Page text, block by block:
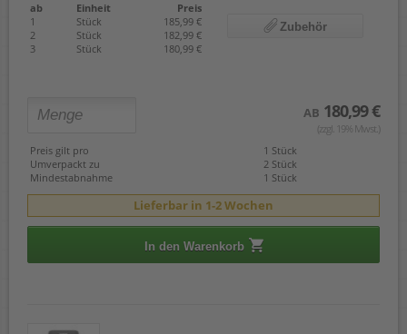
ab Einheit
Preis
1
Stück
185,99 €
2
Stück
182,99 €
3
Stück 180,99 €
Zubehör
AB 180,99 €
(zzgl. 19% Mwst.)
Preis gilt pro
1 Stück
Umverpackt zu
2 Stück
Mindestabnahme
1 Stück
Lieferbar in 1-2 Wochen
In den Warenkorb